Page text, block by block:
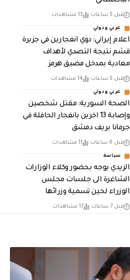
قبل 5 ساعات 13 مشاهدات
عربي ودولي
اعلام إيراني: دوي انفجارين في جزيرة
قشم نتيجة التصدي لأهداف
معادية بمدخل مضيق هرمز
قبل 5 ساعات 14 مشاهدات
عربي ودولي
الصحة السورية: مقتل شخصين
وإصابة 13 اخرين بانفجار الحافلة في
جرمانا بريف دمشق
قبل 6 ساعات 11 مشاهدات
سياسة
الزيدي يوجه بحضور وكلاء الوزارات
الشاغرة الى جلسات مجلس
الوزراء لحين تسمية وزرائها
قبل 7 ساعات 17 مشاهدات